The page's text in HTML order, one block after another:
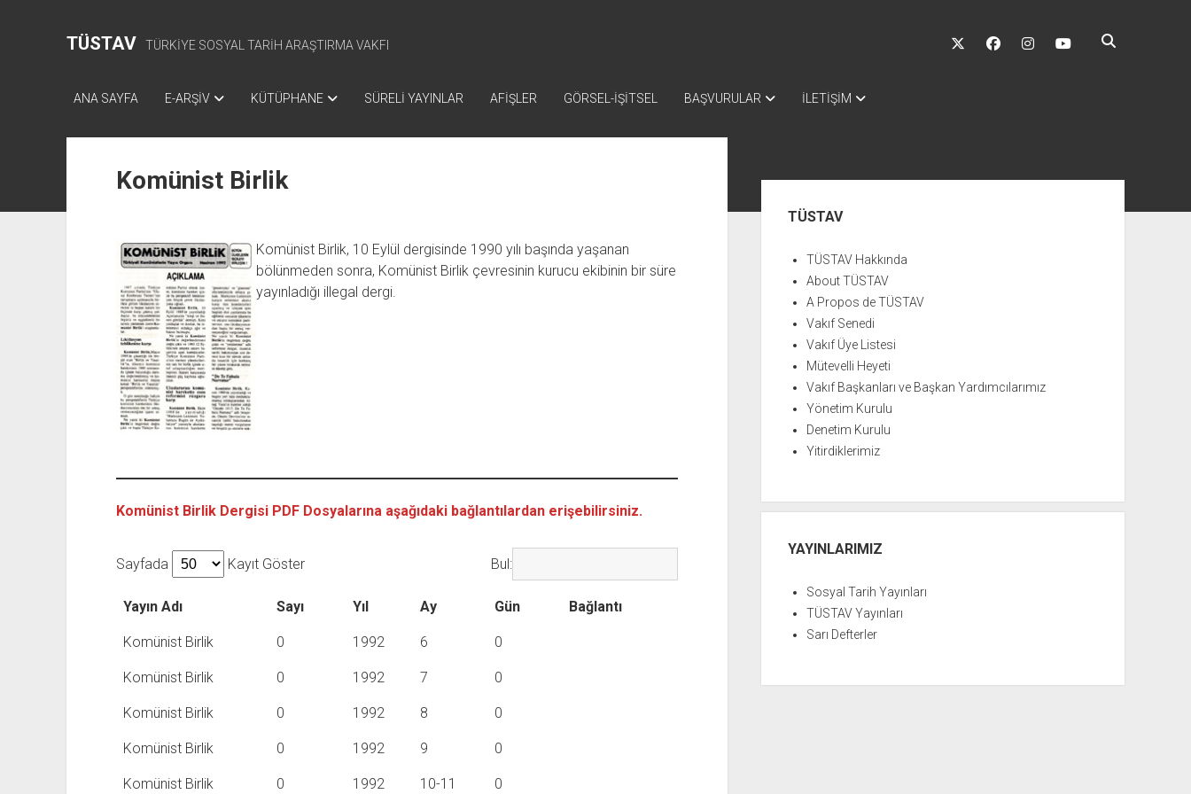
TÜSTAV TÜRKİYE SOSYAL TARİH ARAŞTIRMA VAKFI
twitter facebookinstagramyoutube
ANA SAYFA E-ARŞİV KÜTÜPHANE SÜRELİ YAYINLAR AFİŞLER GÖRSEL-İŞİTSEL BAŞVURULAR İLETİŞİM
Komünist Birlik
Komünist Birlik, 10 Eylül dergisinde 1990 yılı başında yaşanan
bölünmeden sonra, Komünist Birlik çevresinin kurucu ekibinin bir süre
yayınladığı illegal dergi.
Komünist Birlik Dergisi PDF Dosyalarına aşağıdaki bağlantılardan erişebilirsiniz.
Sayfada Kayıt Göster Bul:
Yayın Adı Sayı Yıl Ay Gün Bağlantı
Komünist Birlik 0 1992 6 0
Komünist Birlik 0 1992 7 0
Komünist Birlik 0 1992 8 0
Komünist Birlik 0 1992 9 0
Komünist Birlik 0 1992 10-11 0
MenüTÜSTAV
TÜSTAV Hakkında
About TÜSTAV
A Propos de TÜSTAV
Vakıf Senedi
Vakıf Üye Listesi
Mütevelli Heyeti
Vakıf Başkanları ve Başkan Yardımcılarımız
Yönetim Kurulu
Denetim Kurulu
Yitirdiklerimiz
YAYINLARIMIZ
Sosyal Tarih Yayınları
TÜSTAV Yayınları
Sarı Defterler